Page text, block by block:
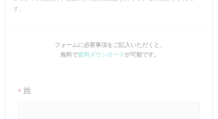
す。
フォームに必要事項をご記入いただくと、
無料で資料ダウンロードが可能です。
* 姓